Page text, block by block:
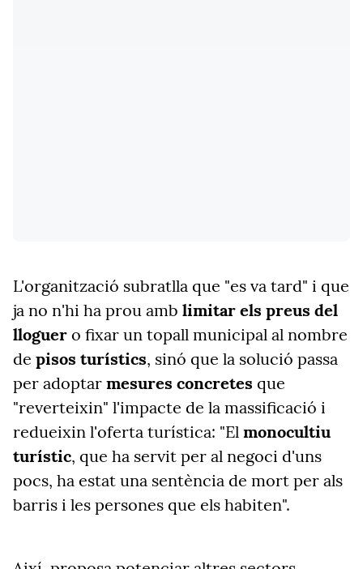
L'organització subratlla que "es va tard" i que
ja no n'hi ha prou amb limitar els preus del
lloguer o fixar un topall municipal al nombre
de pisos turístics, sinó que la solució passa
per adoptar mesures concretes que
"reverteixin" l'impacte de la massificació i
redueixin l'oferta turística: "El monocultiu
turístic, que ha servit per al negoci d'uns
pocs, ha estat una sentència de mort per als
barris i les persones que els habiten".